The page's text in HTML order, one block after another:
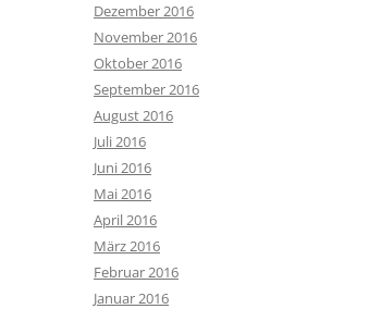
Dezember 2016
November 2016
Oktober 2016
September 2016
August 2016
Juli 2016
Juni 2016
Mai 2016
April 2016
März 2016
Februar 2016
Januar 2016